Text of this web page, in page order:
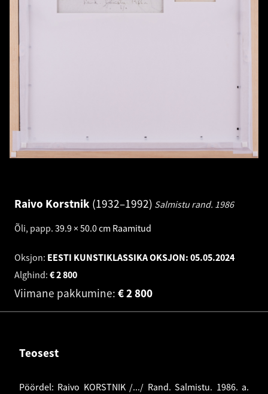
Raivo Korstnik 1932–1992 Salmistu rand. 1986
Õli, papp. 39.9 × 50.0 cm Raamitud
Oksjon: EESTI KUNSTIKLASSIKA OKSJON: 05.05.2024
Alghind:
2 800
€
Viimane pakkumine: 2 800
€
Teosest
Pöördel: Raivo KORSTNIK /.../ Rand. Salmistu. 1986. a.